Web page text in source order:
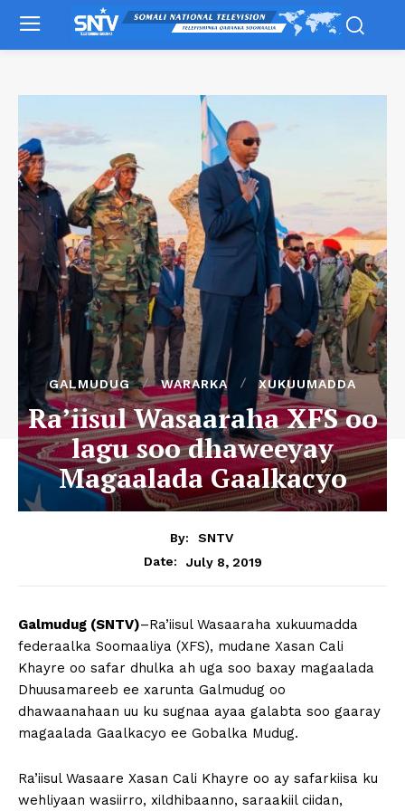
GALMUDUG WARARKA XUKUUMADDA
Ra’iisul Wasaaraha XFS oo
lagu soo dhaweeyay
Magaalada Gaalkacyo
By:
SNTV
Date:
July 8, 2019
Galmudug (SNTV)–Ra’iisul Wasaaraha xukuumadda
federaalka Soomaaliya (XFS), mudane Xasan Cali
Khayre oo safar dhulka ah uga soo baxay magaalada
Dhuusamareeb ee xarunta Galmudug oo
dhawaanahaan uu ku sugnaa ayaa galabta soo gaaray
magaalada Gaalkacyo ee Gobalka Mudug.
Ra’iisul Wasaare Xasan Cali Khayre oo ay safarkiisa ku
wehliyaan wasiirro, xildhibaanno, saraakiil ciidan,